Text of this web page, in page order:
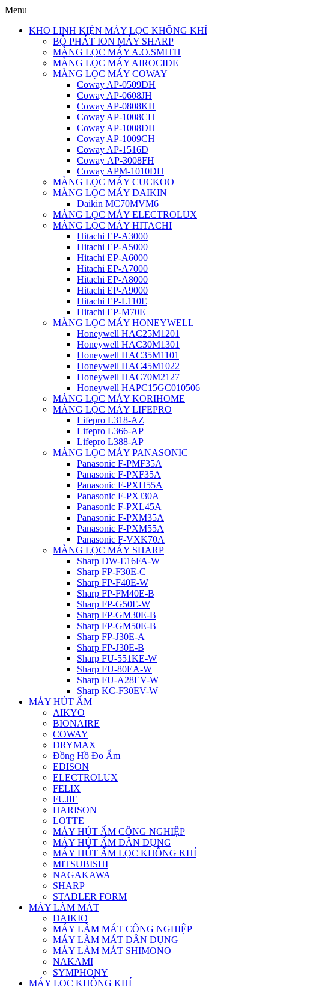
Menu
KHO LINH KIỆN MÁY LỌC KHÔNG KHÍ
BỘ PHÁT ION MÁY SHARP
MÀNG LỌC MÁY A.O.SMITH
MÀNG LỌC MÁY AIROCIDE
MÀNG LỌC MÁY COWAY
Coway AP-0509DH
Coway AP-0608JH
Coway AP-0808KH
Coway AP-1008CH
Coway AP-1008DH
Coway AP-1009CH
Coway AP-1516D
Coway AP-3008FH
Coway APM-1010DH
MÀNG LỌC MÁY CUCKOO
MÀNG LỌC MÁY DAIKIN
Daikin MC70MVM6
MÀNG LỌC MÁY ELECTROLUX
MÀNG LỌC MÁY HITACHI
Hitachi EP-A3000
Hitachi EP-A5000
Hitachi EP-A6000
Hitachi EP-A7000
Hitachi EP-A8000
Hitachi EP-A9000
Hitachi EP-L110E
Hitachi EP-M70E
MÀNG LỌC MÁY HONEYWELL
Honeywell HAC25M1201
Honeywell HAC30M1301
Honeywell HAC35M1101
Honeywell HAC45M1022
Honeywell HAC70M2127
Honeywell HAPC15GC010506
MÀNG LỌC MÁY KORIHOME
MÀNG LỌC MÁY LIFEPRO
Lifepro L318-AZ
Lifepro L366-AP
Lifepro L388-AP
MÀNG LỌC MÁY PANASONIC
Panasonic F-PMF35A
Panasonic F-PXF35A
Panasonic F-PXH55A
Panasonic F-PXJ30A
Panasonic F-PXL45A
Panasonic F-PXM35A
Panasonic F-PXM55A
Panasonic F-VXK70A
MÀNG LỌC MÁY SHARP
Sharp DW-E16FA-W
Sharp FP-F30E-C
Sharp FP-F40E-W
Sharp FP-FM40E-B
Sharp FP-G50E-W
Sharp FP-GM30E-B
Sharp FP-GM50E-B
Sharp FP-J30E-A
Sharp FP-J30E-B
Sharp FU-551KE-W
Sharp FU-80EA-W
Sharp FU-A28EV-W
Sharp KC-F30EV-W
MÁY HÚT ẨM
AIKYO
BIONAIRE
COWAY
DRYMAX
Đồng Hồ Đo Ẩm
EDISON
ELECTROLUX
FELIX
FUJIE
HARISON
LOTTE
MÁY HÚT ẨM CÔNG NGHIỆP
MÁY HÚT ẨM DÂN DỤNG
MÁY HÚT ẨM LỌC KHÔNG KHÍ
MITSUBISHI
NAGAKAWA
SHARP
STADLER FORM
MÁY LÀM MÁT
DAIKIO
MÁY LÀM MÁT CÔNG NGHIỆP
MÁY LÀM MÁT DÂN DỤNG
MÁY LÀM MÁT SHIMONO
NAKAMI
SYMPHONY
MÁY LỌC KHÔNG KHÍ